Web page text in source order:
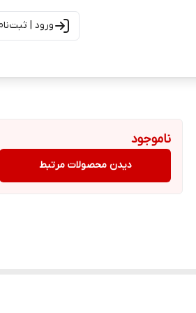
ورود |
ناموجود
دیدن محصولات مرتبط